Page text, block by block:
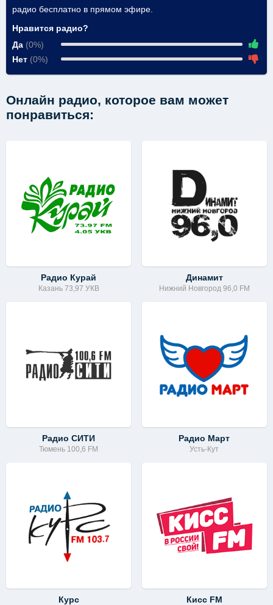
радио бесплатно в прямом эфире.
Нравится радио?
Да (0%)
Нет (0%)
Онлайн радио, которое вам может
понравиться:
Радио Курай
Казань 73,97 УКВ
Динамит
Нижний Новгород 96,0 FM
Радио СИТИ
Тюмень 100,6 FM
Радио Март
Усть-Кут
Курс Кисс FM